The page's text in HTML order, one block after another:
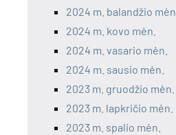
2024 m. balandžio mėn.
2024 m. kovo mėn.
2024 m. vasario mėn.
2024 m. sausio mėn.
2023 m. gruodžio mėn.
2023 m. lapkričio mėn.
2023 m. spalio mėn.